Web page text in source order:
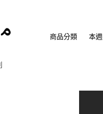
商品分類 本